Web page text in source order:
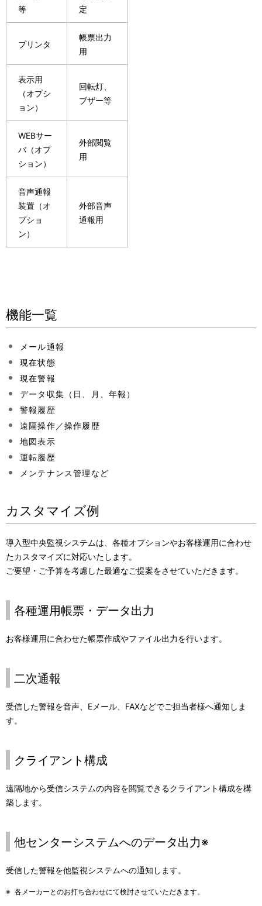
等
定
プリンタ
帳票出力
用
表示用
（オプシ
ョン）
回転灯、
ブザー等
WEBサー
バ（オプ
ション）
外部閲覧
用
音声通報
装置（オ
プショ
ン）
外部音声
通報用
機能一覧
メール通報
現在状態
現在警報
データ収集（日、月、年報）
警報履歴
遠隔操作／操作履歴
地図表示
運転履歴
メンテナンス管理など
カスタマイズ例
導入型中央監視システムは、各種オプションやお客様運用に合わせ
たカスタマイズに対応いたします。
ご要望・ご予算を考慮した最適なご提案をさせていただきます。
各種運用帳票・データ出力
お客様運用に合わせた帳票作成やファイル出力を行います。
二次通報
受信した警報を音声、Eメール、FAXなどでご担当者様へ通知しま
す。
クライアント構成
遠隔地から受信システムの内容を閲覧できるクライアント構成を構
築します。
他センターシステムへのデータ出力※
受信した警報を他監視システムへの通知します。
※ 各メーカーとのお打ち合わせにて検討させていただきます。